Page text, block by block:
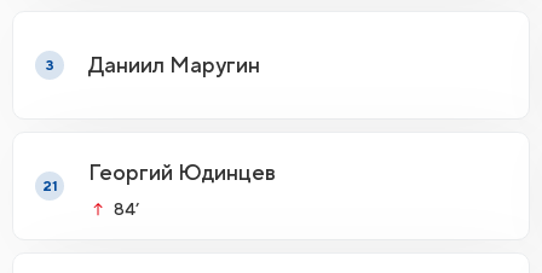
3 Даниил Маругин
21
Георгий Юдинцев
84’